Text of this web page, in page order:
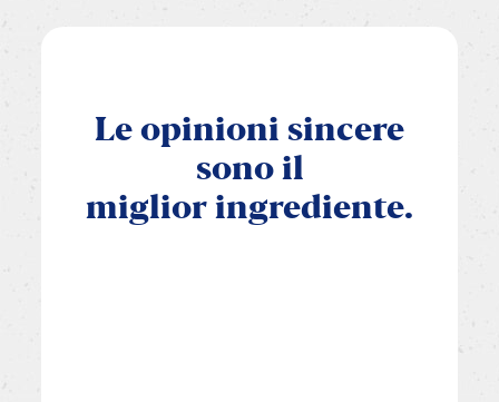
Le opinioni sincere
sono il
miglior ingrediente.